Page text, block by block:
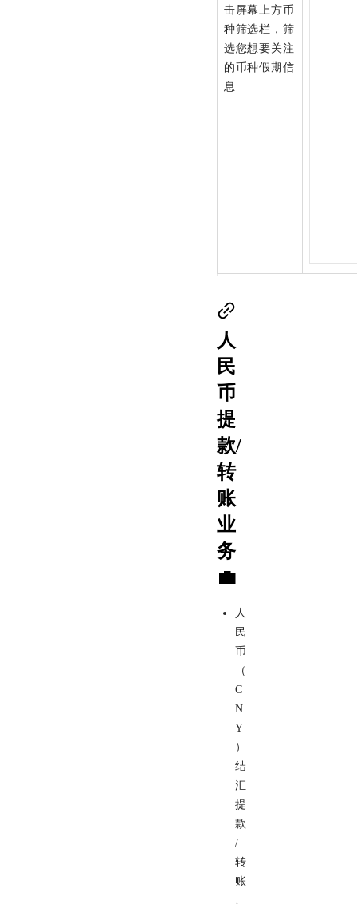
击屏幕上方币
种筛选栏，筛
选您想要关注
的币种假期信
息
人
民
币
提
款/
转
账
业
务
💼
人
民
币
（
C
N
Y
）
结
汇
提
款
/
转
账